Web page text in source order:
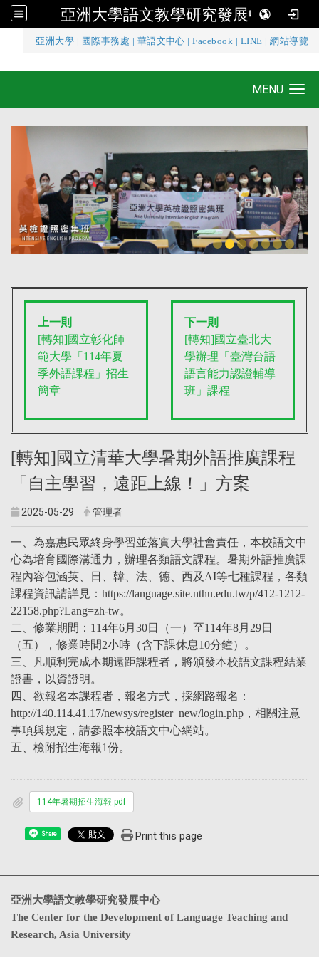
亞洲大學語文教學研究發展中心
亞洲大學 國際事務處 華語文中心 |Facebook LINE |網站導覽
亞洲大學語文教學研究發展中心
MENU
上一則
[轉知]國立彰化師
範大學「114年夏
季外語課程」招生
簡章
下一則
[轉知]國立臺北大
學辦理「臺灣台語
語言能力認證輔導
班」課程
[轉知]國立清華大學暑期外語推廣課程
「自主學習，遠距上線！」方案
2025-05-29 管理者
一、為嘉惠民眾終身學習並落實大學社會責任，本校語文中
心為培育國際溝通力，辦理各類語文課程。暑期外語推廣課
程內容包涵英、日、韓、法、德、西及AI等七種課程，各類
課程資訊請詳見：https://language.site.nthu.edu.tw/p/412-1212-
22158.php?Lang=zh-tw。
二、修業期間：114年6月30日（一）至114年8月29日
（五），修業時間2小時（含下課休息10分鐘）。
三、凡順利完成本期遠距課程者，將頒發本校語文課程結業
證書，以資證明。
四、欲報名本課程者，報名方式，採網路報名：
http://140.114.41.17/newsys/register_new/login.php，相關注意
事項與規定，請參照本校語文中心網站。
五、檢附招生海報1份。
114年暑期招生海報.pdf
Share Print this page
亞洲大學語文教學研究發展中心
The Center for the Development of Language Teaching and
Research, Asia University